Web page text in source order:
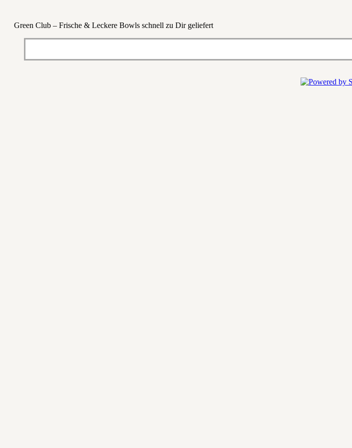
Green Club – Frische & Leckere Bowls schnell zu Dir geliefert